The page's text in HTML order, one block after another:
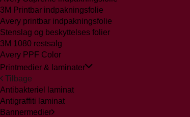
3M Printbar indpakningsfolie
Avery printbar indpakningsfolie
Stenslag og beskyttelses folier
3M 1080 restsalg
Avery PPF Color
Printmedier & laminater
Tilbage
Antibakteriel laminat
Antigraffiti laminat
Bannermedier